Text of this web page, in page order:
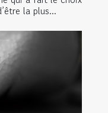
la plus...